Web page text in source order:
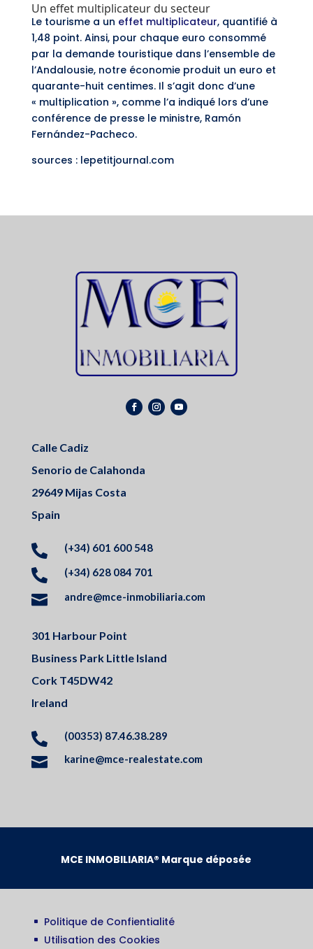
Un effet multiplicateur du secteur
Le tourisme a un effet multiplicateur, quantifié à
1,48 point. Ainsi, pour chaque euro consommé
par la demande touristique dans l’ensemble de
l’Andalousie, notre économie produit un euro et
quarante-huit centimes. Il s’agit donc d’une
« multiplication », comme l’a indiqué lors d’une
conférence de presse le ministre, Ramón
Fernández-Pacheco.
sources : lepetitjournal.com
Calle Cadiz
Senorio de Calahonda
29649 Mijas Costa
Spain
 (+34) 601 600 548
 (+34) 628 084 701
 andre@mce-inmobiliaria.com
301 Harbour Point
Business Park Little Island
Cork T45DW42
Ireland
 (00353) 87.46.38.289
 karine@mce-realestate.com
MCE INMOBILIARIA® Marque déposée
^ Politique de Confientialité
^ Utilisation des Cookies